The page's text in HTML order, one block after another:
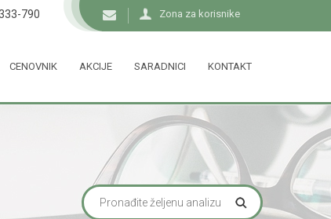
Zona za korisnike
790
CENOVNIK AKCIJE SARADNICI KONTAKT